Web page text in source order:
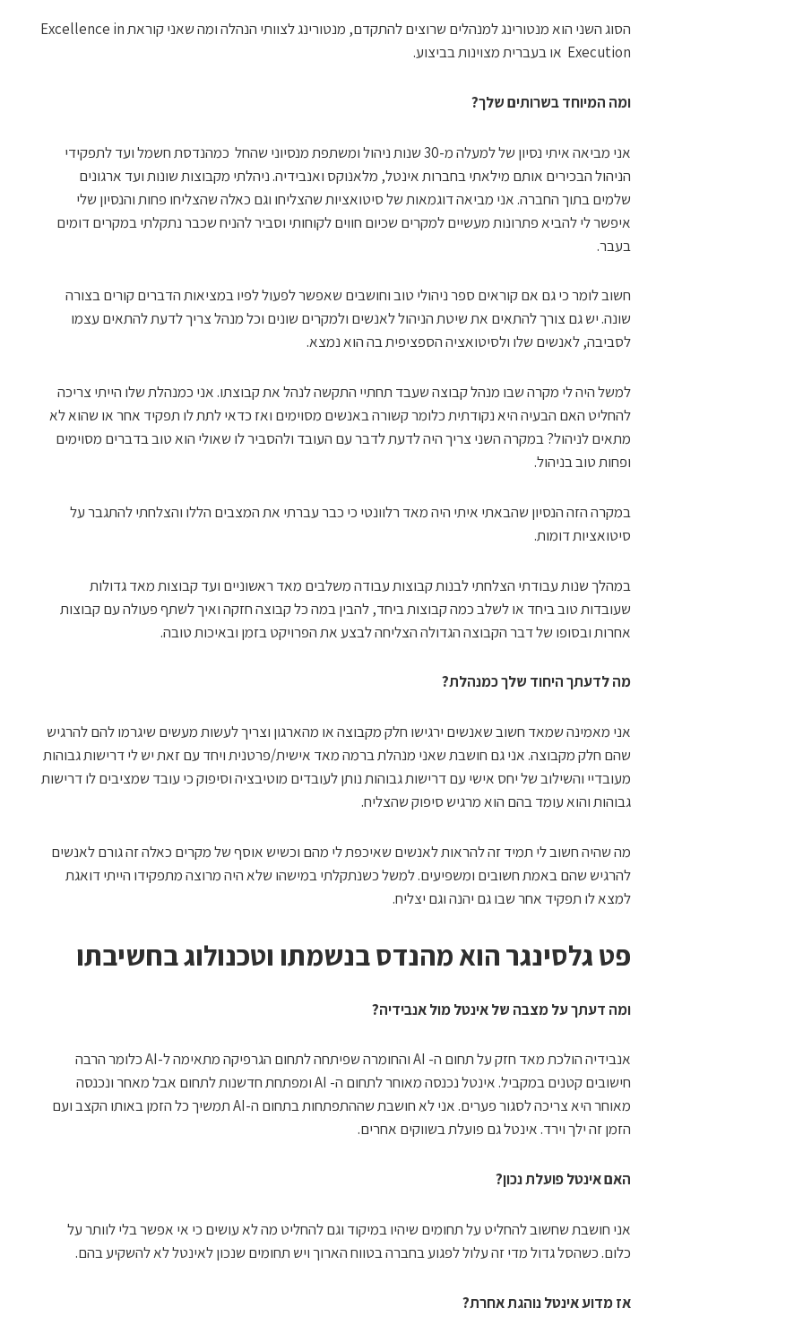
הסוג השני הוא מנטורינג למנהלים שרוצים להתקדם, מנטורינג לצוותי הנהלה ומה שאני קוראת Excellence in
Execution או בעברית מצוינות בביצוע.
ומה המיוחד בשרותים שלך?
אני מביאה איתי נסיון של למעלה מ-30 שנות ניהול ומשתפת מנסיוני שהחל כמהנדסת חשמל ועד לתפקידי
הניהול הבכירים אותם מילאתי בחברות אינטל, מלאנוקס ואנבידיה. ניהלתי מקבוצות שונות ועד ארגונים
שלמים בתוך החברה. אני מביאה דוגמאות של סיטואציות שהצליחו וגם כאלה שהצליחו פחות והנסיון שלי
איפשר לי להביא פתרונות מעשיים למקרים שכיום חווים לקוחותי וסביר להניח שכבר נתקלתי במקרים דומים
בעבר.
חשוב לומר כי גם אם קוראים ספר ניהולי טוב וחושבים שאפשר לפעול לפיו במציאות הדברים קורים בצורה
שונה. יש גם צורך להתאים את שיטת הניהול לאנשים ולמקרים שונים וכל מנהל צריך לדעת להתאים עצמו
לסביבה, לאנשים שלו ולסיטואציה הספציפית בה הוא נמצא.
למשל היה לי מקרה שבו מנהל קבוצה שעבד תחתיי התקשה לנהל את קבוצתו. אני כמנהלת שלו הייתי צריכה
להחליט האם הבעיה היא נקודתית כלומר קשורה באנשים מסוימים ואז כדאי לתת לו תפקיד אחר או שהוא לא
מתאים לניהול? במקרה השני צריך היה לדעת לדבר עם העובד ולהסביר לו שאולי הוא טוב בדברים מסוימים
ופחות טוב בניהול.
במקרה הזה הנסיון שהבאתי איתי היה מאד רלוונטי כי כבר עברתי את המצבים הללו והצלחתי להתגבר על
סיטואציות דומות.
במהלך שנות עבודתי הצלחתי לבנות קבוצות עבודה משלבים מאד ראשוניים ועד קבוצות מאד גדולות
שעובדות טוב ביחד או לשלב כמה קבוצות ביחד, להבין במה כל קבוצה חזקה ואיך לשתף פעולה עם קבוצות
אחרות ובסופו של דבר הקבוצה הגדולה הצליחה לבצע את הפרויקט בזמן ובאיכות טובה.
מה לדעתך היחוד שלך כמנהלת?
אני מאמינה שמאד חשוב שאנשים ירגישו חלק מקבוצה או מהארגון וצריך לעשות מעשים שיגרמו להם להרגיש
שהם חלק מקבוצה. אני גם חושבת שאני מנהלת ברמה מאד אישית/פרטנית ויחד עם זאת יש לי דרישות גבוהות
מעובדיי והשילוב של יחס אישי עם דרישות גבוהות נותן לעובדים מוטיבציה וסיפוק כי עובד שמציבים לו דרישות
גבוהות והוא עומד בהם הוא מרגיש סיפוק שהצליח.
מה שהיה חשוב לי תמיד זה להראות לאנשים שאיכפת לי מהם וכשיש אוסף של מקרים כאלה זה גורם לאנשים
להרגיש שהם באמת חשובים ומשפיעים. למשל כשנתקלתי במישהו שלא היה מרוצה מתפקידו הייתי דואגת
למצא לו תפקיד אחר שבו גם יהנה וגם יצליח.
פט גלסינגר הוא מהנדס בנשמתו וטכנולוג בחשיבתו
ומה דעתך על מצבה של אינטל מול אנבידיה?
אנבידיה הולכת מאד חזק על תחום ה- AI והחומרה שפיתחה לתחום הגרפיקה מתאימה ל-AI כלומר הרבה
חישובים קטנים במקביל. אינטל נכנסה מאוחר לתחום ה- AI ומפתחת חדשנות לתחום אבל מאחר ונכנסה
מאוחר היא צריכה לסגור פערים. אני לא חושבת שההתפתחות בתחום ה-AI תמשיך כל הזמן באותו הקצב ועם
הזמן זה ילך וירד. אינטל גם פועלת בשווקים אחרים.
האם אינטל פועלת נכון?
אני חושבת שחשוב להחליט על תחומים שיהיו במיקוד וגם להחליט מה לא עושים כי אי אפשר בלי לוותר על
כלום. כשהסל גדול מדי זה עלול לפגוע בחברה בטווח הארוך ויש תחומים שנכון לאינטל לא להשקיע בהם.
אז מדוע אינטל נוהגת אחרת?